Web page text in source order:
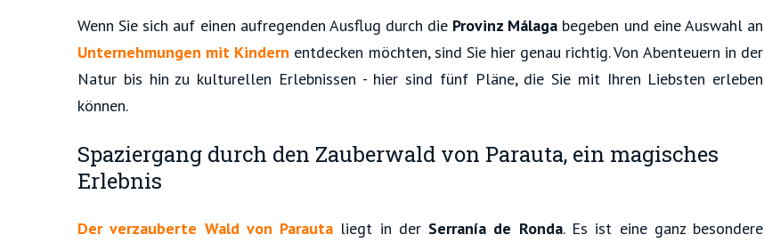
Wenn Sie sich auf einen aufregenden Ausflug durch die Provinz Málaga begeben und eine Auswahl an
Unternehmungen mit Kindern entdecken möchten, sind Sie hier genau richtig. Von Abenteuern in der
Natur bis hin zu kulturellen Erlebnissen - hier sind fünf Pläne, die Sie mit Ihren Liebsten erleben
können.
Spaziergang durch den Zauberwald von Parauta, ein magisches
Erlebnis
Der verzauberte Wald von Parauta liegt in der Serranía de Ronda. Es ist eine ganz besondere